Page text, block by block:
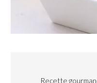
Recette